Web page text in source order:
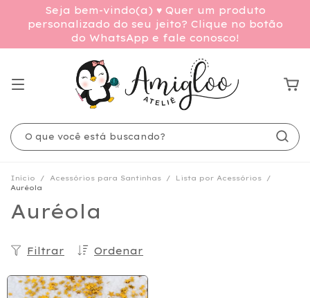
Seja bem-vindo(a) ♥ Quer um produto
personalizado do seu jeito? Clique no botão
do WhatsApp e fale conosco!
Início / Acessórios para Santinhas / Lista por Acessórios
/
Auréola
Auréola
Ordenar
Filtrar